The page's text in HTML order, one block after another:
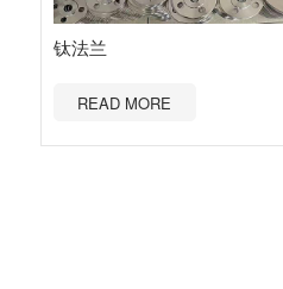
钛法兰
READ MORE